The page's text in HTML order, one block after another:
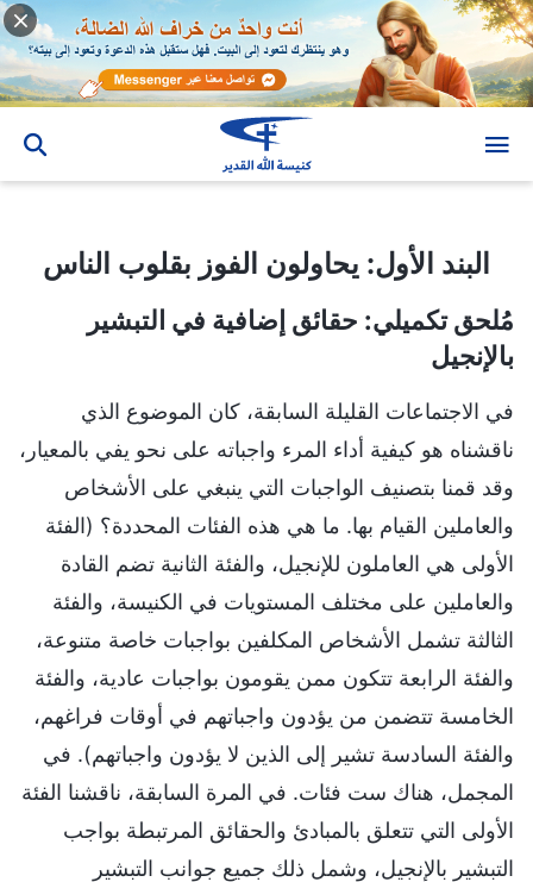
البند الأول: يحاولون الفوز بقلوب الناس
البند الأول: يحاولون الفوز بقلوب الناس
مُلحق تكميلي: حقائق إضافية في التبشير
بالإنجيل
في الاجتماعات القليلة السابقة، كان الموضوع الذي
ناقشناه هو كيفية أداء المرء واجباته على نحو يفي بالمعيار،
وقد قمنا بتصنيف الواجبات التي ينبغي على الأشخاص
والعاملين القيام بها. ما هي هذه الفئات المحددة؟ (الفئة
الأولى هي العاملون للإنجيل، والفئة الثانية تضم القادة
والعاملين على مختلف المستويات في الكنيسة، والفئة
الثالثة تشمل الأشخاص المكلفين بواجبات خاصة متنوعة،
والفئة الرابعة تتكون ممن يقومون بواجبات عادية، والفئة
الخامسة تتضمن من يؤدون واجباتهم في أوقات فراغهم،
والفئة السادسة تشير إلى الذين لا يؤدون واجباتهم). في
المجمل، هناك ست فئات. في المرة السابقة، ناقشنا الفئة
الأولى التي تتعلق بالمبادئ والحقائق المرتبطة بواجب
التبشير بالإنجيل، وشمل ذلك جميع جوانب التبشير